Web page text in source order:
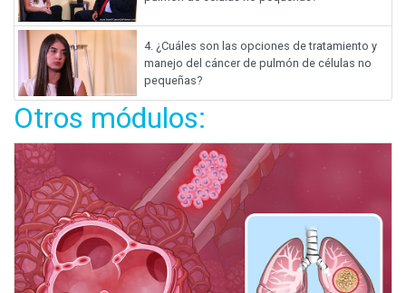
4.¿Cuáles son las opciones de tratamiento y
manejo del cáncer de pulmón de células no
pequeñas?
Otros módulos: